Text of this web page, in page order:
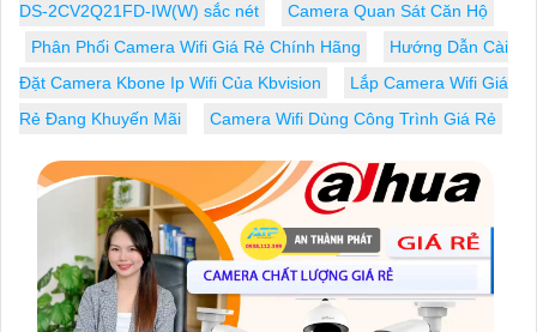
DS-2CV2Q21FD-IW(W) sắc nét
Camera Quan Sát Căn Hộ
Phân Phối Camera Wifi Giá Rẻ Chính Hãng
Hướng Dẫn Cài
Đặt Camera Kbone Ip Wifi Của Kbvision
Lắp Camera Wifi Giá
Rẻ Đang Khuyến Mãi
Camera Wifi Dùng Công Trình Giá Rẻ